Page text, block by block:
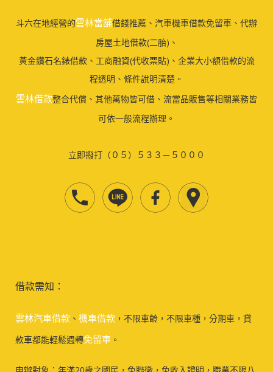
斗六在地經營的雲林當舖借錢推薦、汽車機車借款免留車、代辦
房屋土地借款(二胎)、
黃金鑽石名錶借款、工商融資(代收票貼)、企業大小額借款的流
程透明、條件說明清楚。
雲林借款整合代償、其他萬物皆可借、流當品販售等相關業務皆
可依一般流程辦理。
立即撥打（０５）５３３－５０００
借款需知：
雲林汽車借款 、 機車借款 ，不限車齡，不限車種，分期車，貸
款車都能輕鬆週轉免留車 。